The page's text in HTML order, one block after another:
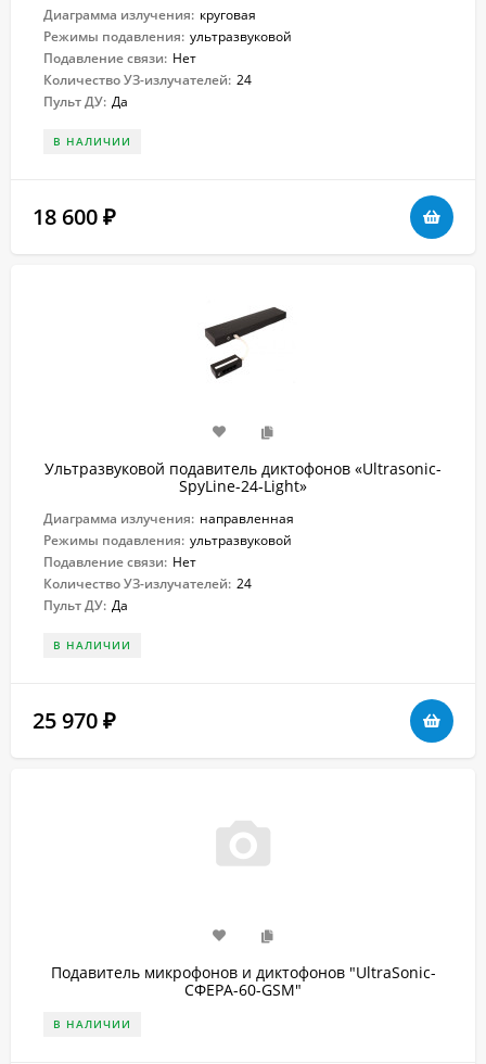
Диаграмма излучения: круговая
Режимы подавления: ультразвуковой
Подавление связи: Нет
Количество УЗ-излучателей: 24
Пульт ДУ: Да
В НАЛИЧИИ
18 600 ₽
Ультразвуковой подавитель диктофонов «Ultrasonic-
SpyLine-24-Light»
Диаграмма излучения: направленная
Режимы подавления: ультразвуковой
Подавление связи: Нет
Количество УЗ-излучателей: 24
Пульт ДУ: Да
В НАЛИЧИИ
25 970 ₽
Подавитель микрофонов и диктофонов "UltraSonic-
СФЕРА-60-GSM"
В НАЛИЧИИ